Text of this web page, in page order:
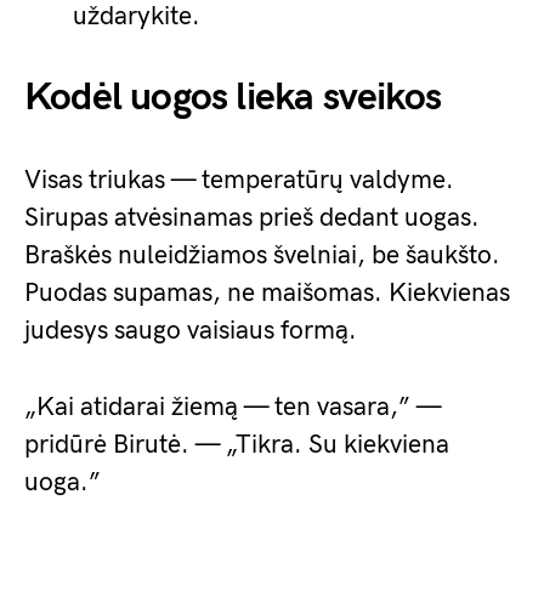
uždarykite.
Kodėl uogos lieka sveikos
Visas triukas — temperatūrų valdyme.
Sirupas atvėsinamas prieš dedant uogas.
Braškės nuleidžiamos švelniai, be šaukšto.
Puodas supamas, ne maišomas. Kiekvienas
judesys saugo vaisiaus formą.
„Kai atidarai žiemą — ten vasara,” —
pridūrė Birutė. — „Tikra. Su kiekviena
uoga.”